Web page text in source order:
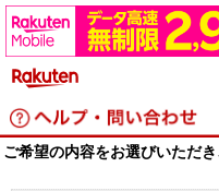
ご希望の内容をお選びいただき